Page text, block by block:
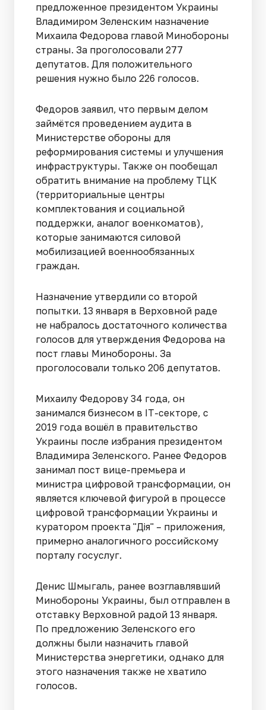
предложенное президентом Украины
Владимиром Зеленским назначение
Михаила Федорова главой Минобороны
страны. За проголосовали 277
депутатов. Для положительного
решения нужно было 226 голосов.
Федоров заявил, что первым делом
займётся проведением аудита в
Министерстве обороны для
реформирования системы и улучшения
инфраструктуры. Также он пообещал
обратить внимание на проблему ТЦК
(территориальные центры
комплектования и социальной
поддержки, аналог военкоматов),
которые занимаются силовой
мобилизацией военнообязанных
граждан.
Назначение утвердили со второй
попытки. 13 января в Верховной раде
не набралось достаточного количества
голосов для утверждения Федорова на
пост главы Минобороны. За
проголосовали только 206 депутатов.
Михаилу Федорову 34 года, он
занимался бизнесом в IT-секторе, с
2019 года вошёл в правительство
Украины после избрания президентом
Владимира Зеленского. Ранее Федоров
занимал пост вице-премьера и
министра цифровой трансформации, он
является ключевой фигурой в процессе
цифровой трансформации Украины и
куратором проекта "Дiя" – приложения,
примерно аналогичного российскому
порталу госуслуг.
Денис Шмыгаль, ранее возглавлявший
Минобороны Украины, был отправлен в
отставку Верховной радой 13 января.
По предложению Зеленского его
должны были назначить главой
Министерства энергетики, однако для
этого назначения также не хватило
голосов.